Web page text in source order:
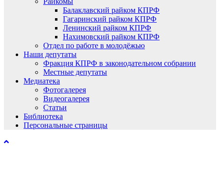
Балаклавский райком КПРФ
Гагаринский райком КПРФ
Ленинский райком КПРФ
Нахимовский райком КПРФ
Отдел по работе в молодёжью
Наши депутаты
Фракция КПРФ в законодательном собрании
Местные депутаты
Медиатека
Фотогалерея
Видеогалерея
Статьи
Библиотека
Персональные страницы